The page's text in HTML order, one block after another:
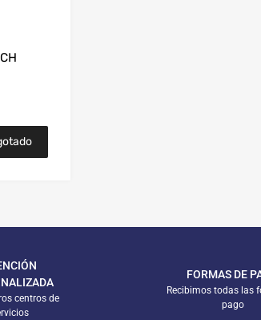
centros de
FORMAS DE
Recibimos todas las
pago